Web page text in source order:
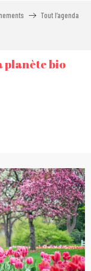
Tout l’agenda
planète bio